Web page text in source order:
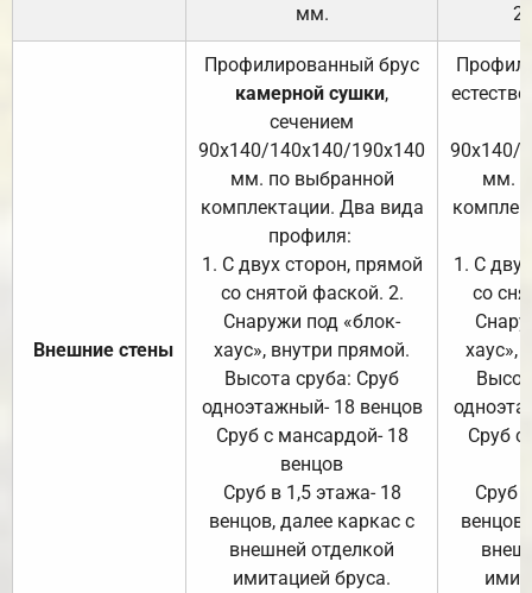
мм.
Внешние стены
Профилированный брус
камерной сушки,
сечением
90х140/140х140/190х140
мм. по выбранной
комплектации. Два вида
профиля:
1. С двух сторон, прямой
со снятой фаской. 2.
Снаружи под «блок-
хаус», внутри прямой.
Высота сруба: Сруб
одноэтажный- 18 венцов
Сруб с мансардой- 18
венцов
Сруб в 1,5 этажа- 18
венцов, далее каркас с
внешней отделкой
имитацией бруса.
90х140/
мм.
1. С
со
хаус»,
Сруб с
Сруб